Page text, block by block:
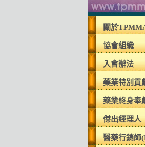
關於
協會組織
入會辦法
藥業特別貢
藥業終身奉
傑出經理人
醫藥行銷師